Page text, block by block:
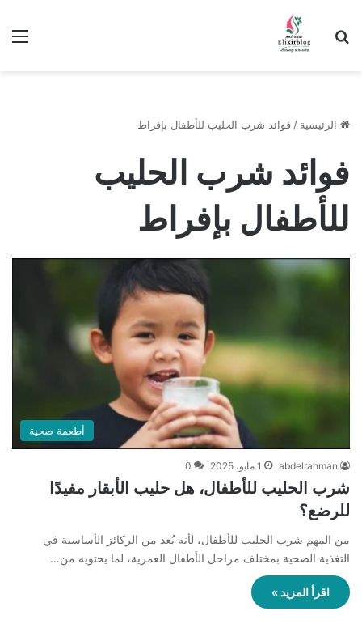
ابحث عن
الرئيسية / فوائد شرب الحليب للأطفال بإفراط
فوائد شرب الحليب
للأطفال بإفراط
أطعمة صحية
abdelrahman 1 مايو، 2025 0
شرب الحليب للأطفال، هل حليب الأبقار مفيدًا
للرضع؟
من المهم شرب الحليب للأطفال، لأنه يُعد من الركائز الأساسية في
التغذية الصحية بمختلف مراحل الأطفال العمرية، لما يحتويه من…
اقرأ المزيد »